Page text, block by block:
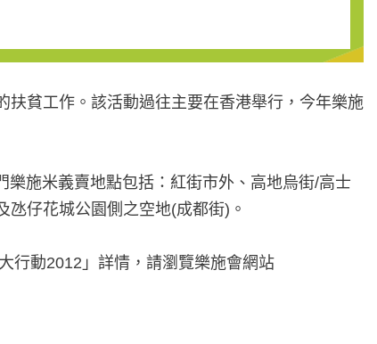
貧工作。該活動過往主要在香港舉行，今年樂施
施米義賣地點包括：紅街市外、高地烏街/高士
仔花城公園側之空地(成都街)。
行動2012」詳情，請瀏覽樂施會網站